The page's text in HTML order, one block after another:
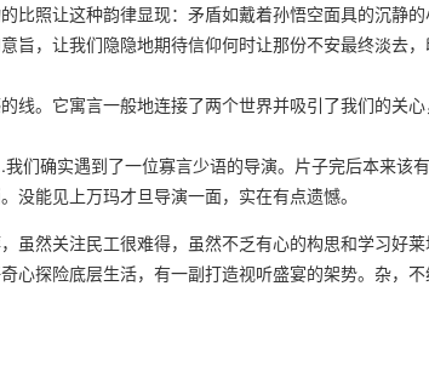
比照让这种韵律显现：矛盾如戴着孙悟空面具的沉静
旨，让我们隐隐地期待信仰何时让那份不安最终淡去
。它寓言一般地连接了两个世界并吸引了我们的关心
们确实遇到了一位寡言少语的导演。片子完后本来该
能见上万玛才旦导演一面，实在有点遗憾。
虽然关注民工很难得，虽然不乏有心的构思和学习好
心探险底层生活，有一副打造视听盛宴的架势。杂，